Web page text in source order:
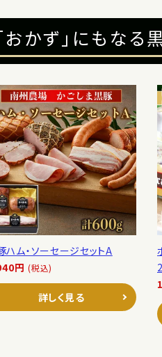
おかず」にもなる
ハム・ソーセージセットA
円 (税込)
詳しく見る